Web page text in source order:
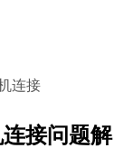
连接
接问题解